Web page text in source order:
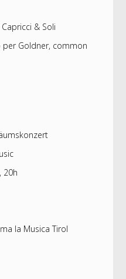
& Soli
per Goldner, common
20h
la Musica Tirol